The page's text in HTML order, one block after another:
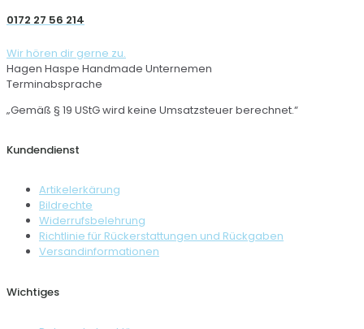
0172 27 56 214
Wir hören dir gerne zu.
Hagen Haspe Handmade Unternemen
Terminabsprache
„Gemäß § 19 UStG wird keine Umsatzsteuer berechnet.“
Kundendienst
Artikelerkärung
Bildrechte
Widerrufsbelehrung
Richtlinie für Rückerstattungen und Rückgaben
Versandinformationen
Wichtiges